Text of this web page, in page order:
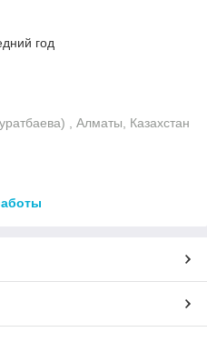
год
, Алматы, Казахстан